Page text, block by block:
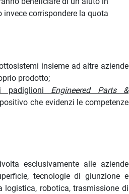
corrispondere la quota
insieme ad altre aziende
prodotto;
padiglioni Engineered Parts &
che evidenzi le competenze
esclusivamente alle aziende
tecnologie di giunzione e
logistica, robotica, trasmissione di